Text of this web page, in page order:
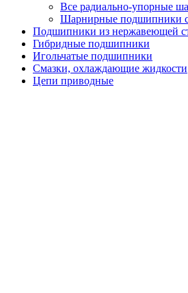
Все радиально-упорные
Шарнирные подшипники
Подшипники из нержавеющей
Гибридные подшипники
Игольчатые подшипники
Смазки, охлаждающие жидкости
Цепи приводные